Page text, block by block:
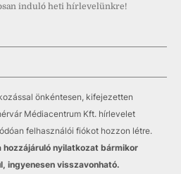
induló heti hírlevelünkre!
önkéntesen, kifejezetten
Médiacentrum Kft. hírlevelet
felhasználói fiókot hozzon létre.
hozzájáruló nyilatkozat bármikor
ingyenesen visszavonható.